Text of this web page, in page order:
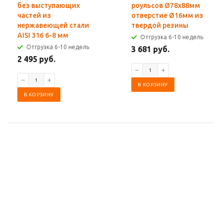
без выступающих
частей из
нержавеющей стали
AISI 316 6-8 мм
Отгрузка 6-10 недель
2 495 руб.
В КОРЗИНУ
роульсов Ø78х88мм
отверстие Ø16мм из
твердой резины
Отгрузка 6-10 недель
3 681 руб.
В КОРЗИНУ